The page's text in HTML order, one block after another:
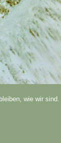
wie wir sind.